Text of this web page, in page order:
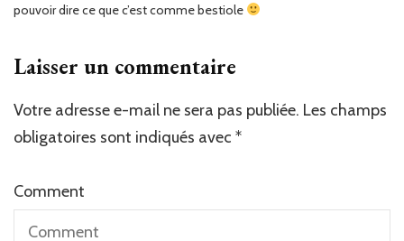
pouvoir dire ce que c’est comme bestiole
Laisser un commentaire
Votre adresse e-mail ne sera pas publiée. Les champs
obligatoires sont indiqués avec *
Comment